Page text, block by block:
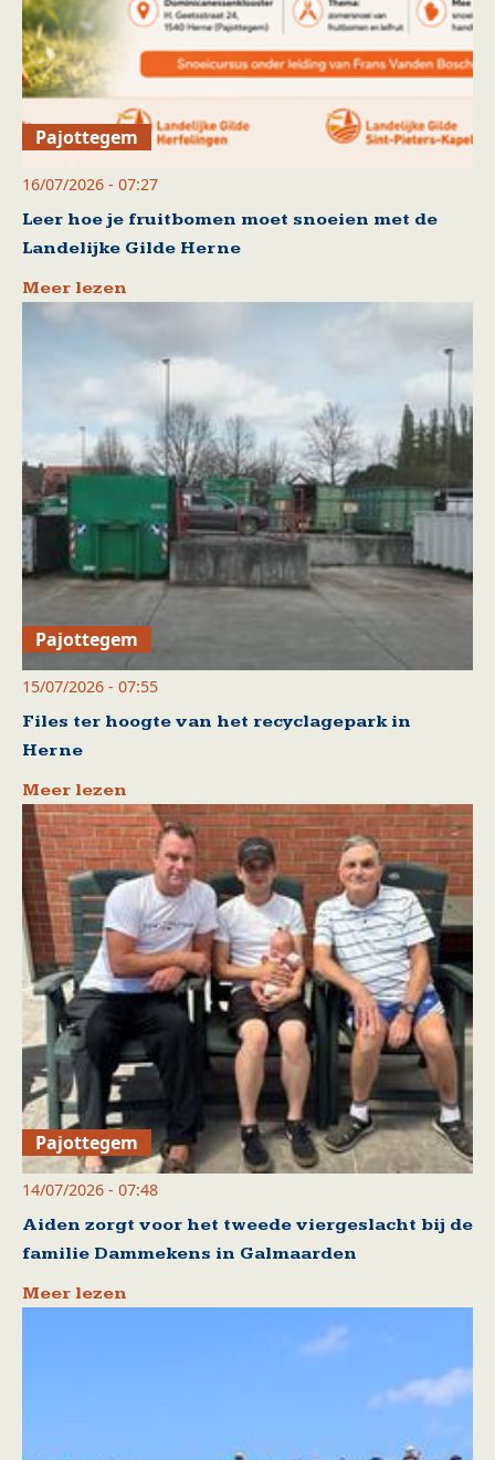
Pajottegem
16/07/2026 - 07:27
Leer hoe je fruitbomen moet snoeien met de
Landelijke Gilde Herne
Meer lezen
Pajottegem
15/07/2026 - 07:55
Files ter hoogte van het recyclagepark in
Herne
Meer lezen
Pajottegem
14/07/2026 - 07:48
Aiden zorgt voor het tweede viergeslacht bij de
familie Dammekens in Galmaarden
Meer lezen